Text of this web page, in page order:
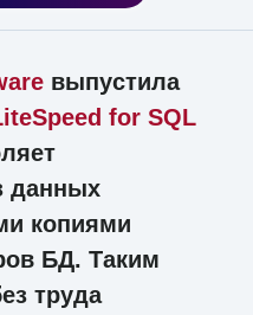
выпустила
for SQL
данных
копиями
БД. Таким
труда